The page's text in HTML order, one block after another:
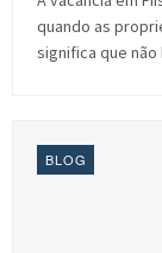
quando as
significa que não
BLOG